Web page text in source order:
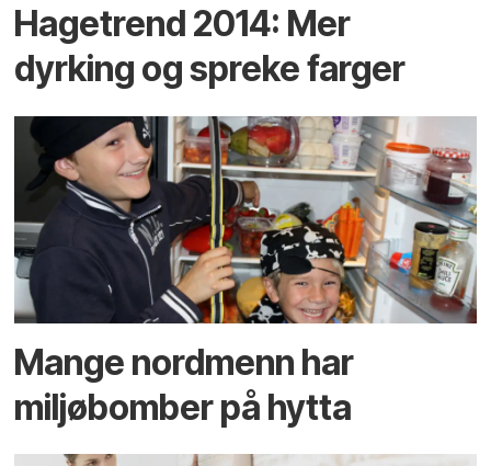
Hagetrend 2014: Mer
dyrking og spreke farger
Mange nordmenn har
miljøbomber på hytta